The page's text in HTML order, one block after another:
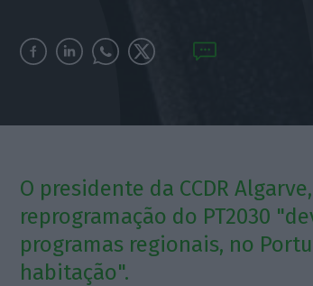
O presidente da CCDR
reprogramação do PT2030
programas regionais, no
habitação".